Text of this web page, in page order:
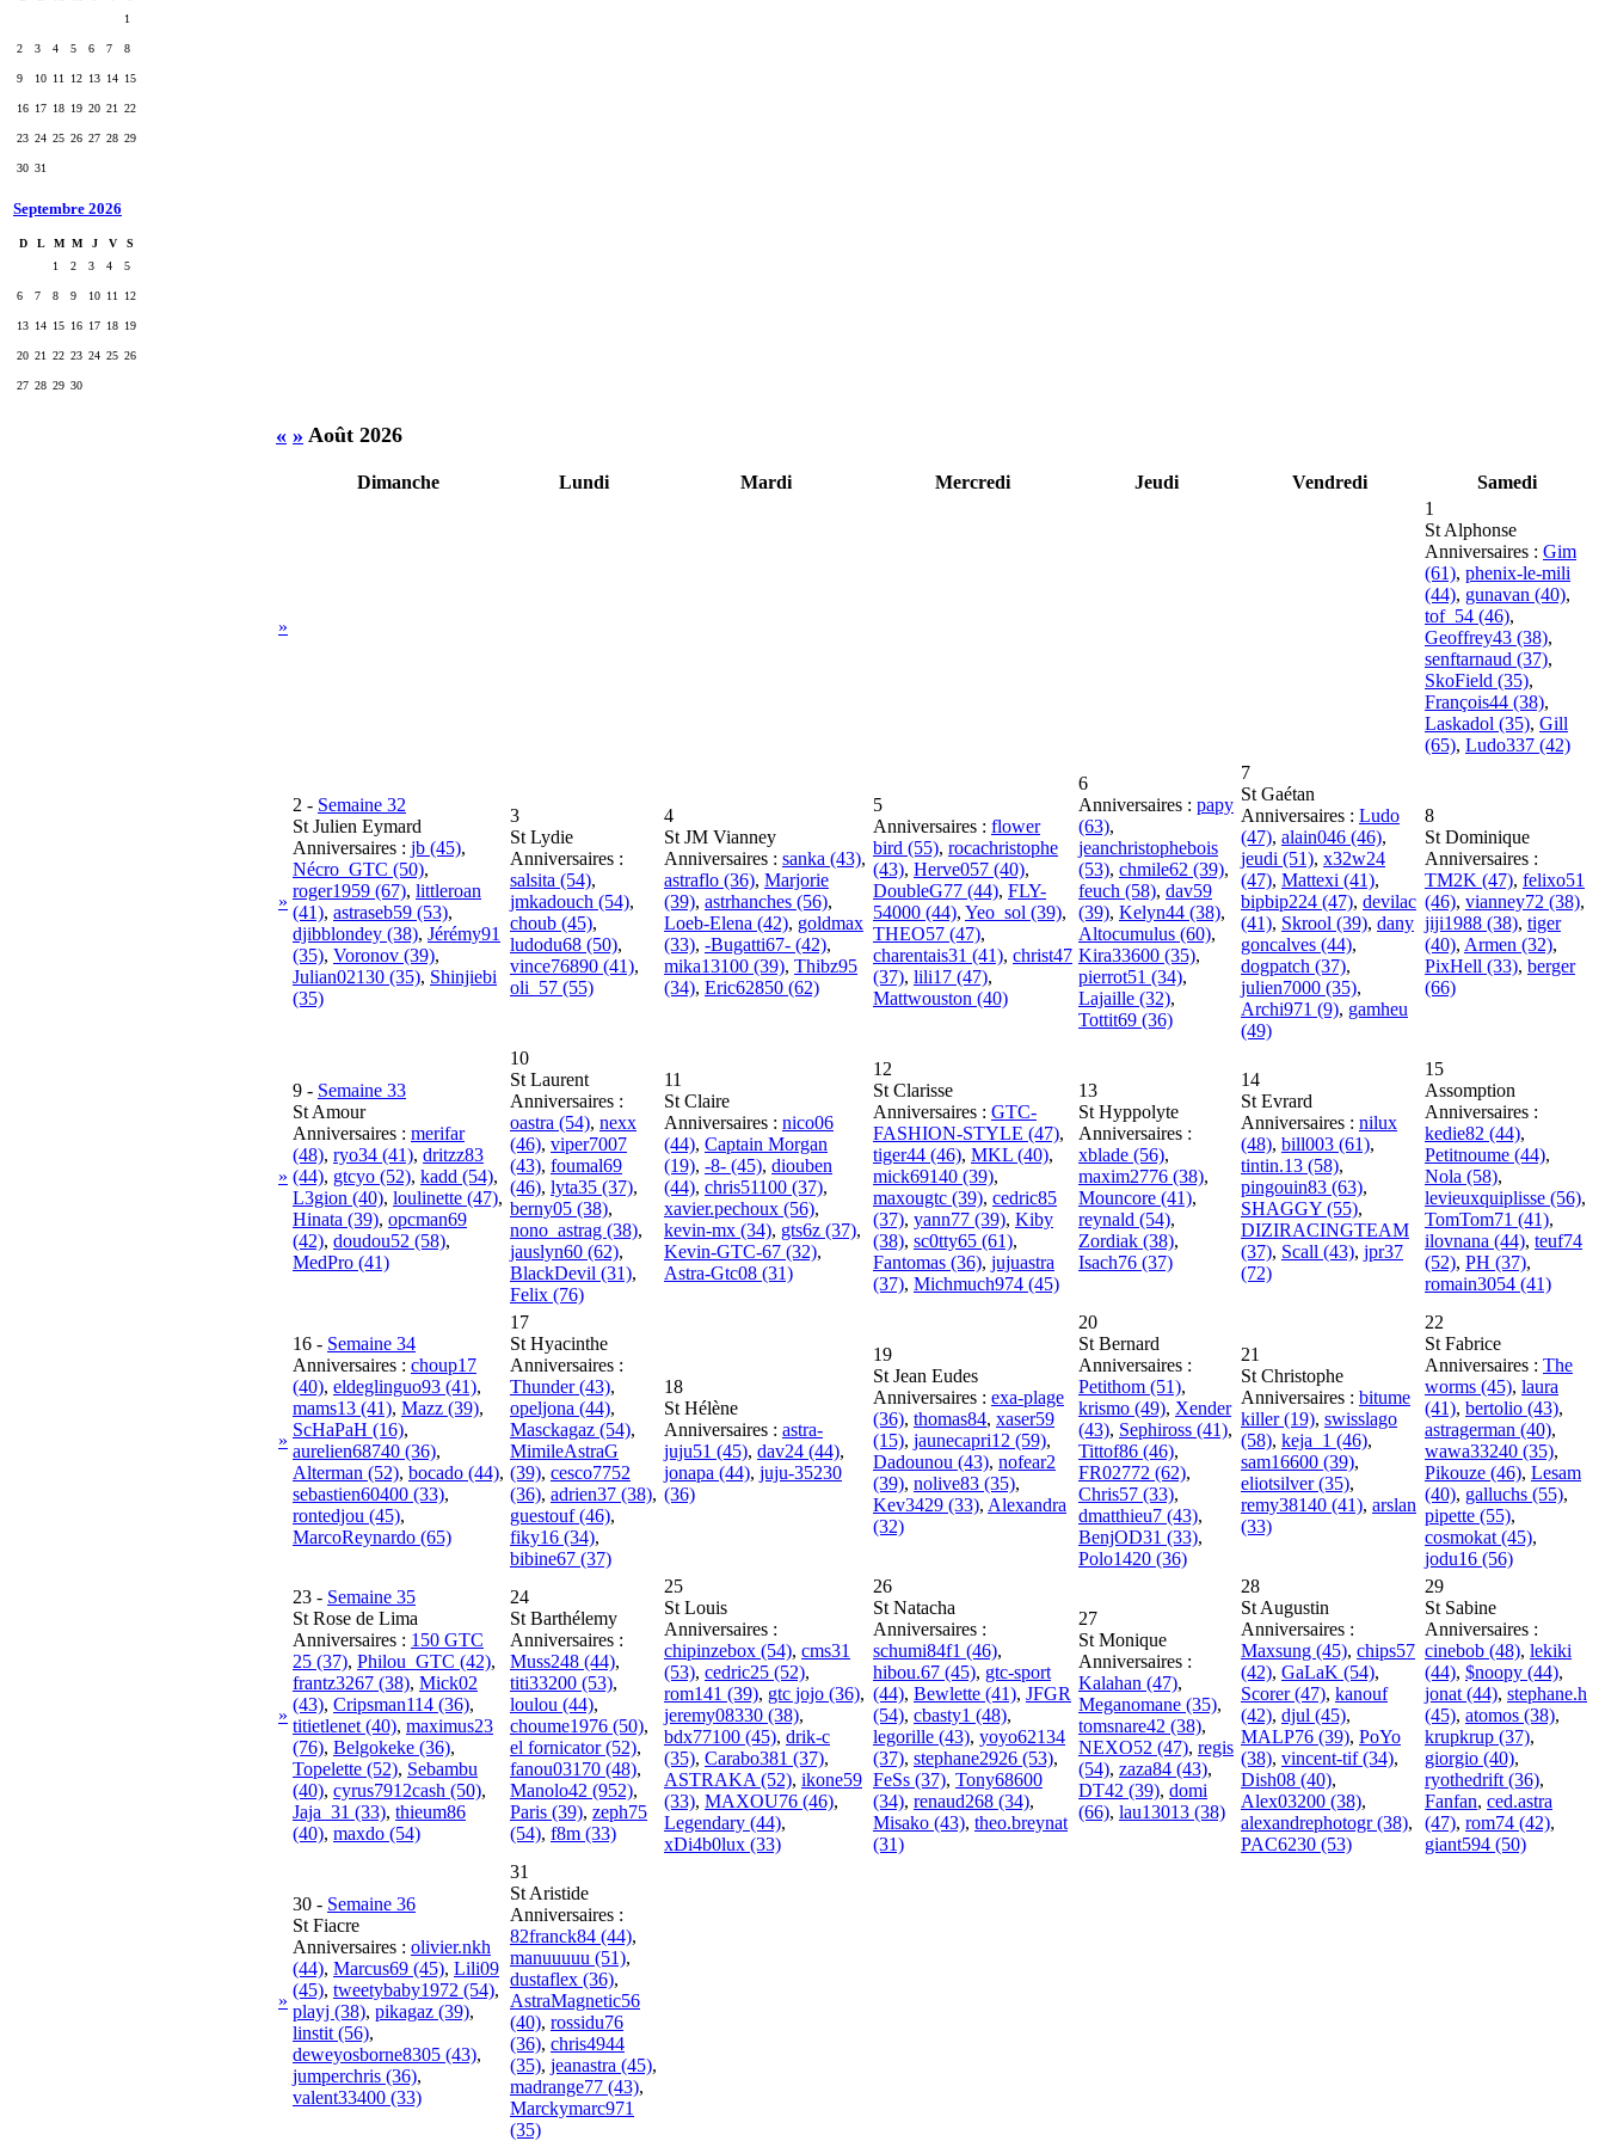
1
2 3 4 5 6 7 8
9 10 11 12 13 14 15
16 17 18 19 20 21 22
23 24 25 26 27 28 29
30 31
Septembre 2026
D L M M J V
S
1
2 3 4 5
6 7 8 9 10 11 12
13 14 15 16 17 18 19
20 21 22 23 24 25 26
27 28 29 30
« » Août 2026
Dimanche Lundi Mardi Mercredi Jeudi Vendredi Samedi
»
1
St Alphonse
Anniversaires : Gim
(61), phenix-le-mili
(44), gunavan (40),
tof_54 (46),
Geoffrey43 (38),
senftarnaud (37),
SkoField (35),
François44 (38),
Laskadol (35), Gill
(65), Ludo337 (42)
»
2 - Semaine 32
St Julien Eymard
Anniversaires : jb (45),
Nécro_GTC (50),
roger1959 (67), littleroan
(41), astraseb59 (53),
djibblondey (38), Jérémy91
(35), Voronov (39),
Julian02130 (35), Shinjiebi
(35)
3
St Lydie
Anniversaires :
salsita (54),
jmkadouch (54),
choub (45),
ludodu68 (50),
vince76890 (41),
oli_57 (55)
4
St JM Vianney
Anniversaires : sanka (43),
astraflo (36), Marjorie
(39), astrhanches (56),
Loeb-Elena (42), goldmax
(33), -Bugatti67- (42),
mika13100 (39), Thibz95
(34), Eric62850 (62)
5
Anniversaires : flower
bird (55), rocachristophe
(43), Herve057 (40),
DoubleG77 (44), FLY-
54000 (44), Yeo_sol (39),
THEO57 (47),
charentais31 (41), christ47
(37), lili17 (47),
Mattwouston (40)
6
Anniversaires : papy
(63),
jeanchristophebois
(53), chmile62 (39),
feuch (58), dav59
(39), Kelyn44 (38),
Altocumulus (60),
Kira33600 (35),
pierrot51 (34),
Lajaille (32),
Tottit69 (36)
7
St Gaétan
Anniversaires : Ludo
(47), alain046 (46),
jeudi (51), x32w24
(47), Mattexi (41),
bipbip224 (47), devilac
(41), Skrool (39), dany
goncalves (44),
dogpatch (37),
julien7000 (35),
Archi971 (9), gamheu
(49)
8
St Dominique
Anniversaires :
TM2K (47), felixo51
(46), vianney72 (38),
jiji1988 (38), tiger
(40), Armen (32),
PixHell (33), berger
(66)
»
9 - Semaine 33
St Amour
Anniversaires : merifar
(48), ryo34 (41), dritzz83
(44), gtcyo (52), kadd (54),
L3gion (40), loulinette (47),
Hinata (39), opcman69
(42), doudou52 (58),
MedPro (41)
10
St Laurent
Anniversaires :
oastra (54), nexx
(46), viper7007
(43), foumal69
(46), lyta35 (37),
berny05 (38),
nono_astrag (38),
jauslyn60 (62),
BlackDevil (31),
Felix (76)
11
St Claire
Anniversaires : nico06
(44), Captain Morgan
(19), -8- (45), diouben
(44), chris51100 (37),
xavier.pechoux (56),
kevin-mx (34), gts6z (37),
Kevin-GTC-67 (32),
Astra-Gtc08 (31)
12
St Clarisse
Anniversaires : GTC-
FASHION-STYLE (47),
tiger44 (46), MKL (40),
mick69140 (39),
maxougtc (39), cedric85
(37), yann77 (39), Kiby
(38), sc0tty65 (61),
Fantomas (36), jujuastra
(37), Michmuch974 (45)
13
St Hyppolyte
Anniversaires :
xblade (56),
maxim2776 (38),
Mouncore (41),
reynald (54),
Zordiak (38),
Isach76 (37)
14
St Evrard
Anniversaires : nilux
(48), bill003 (61),
tintin.13 (58),
pingouin83 (63),
SHAGGY (55),
DIZIRACINGTEAM
(37), Scall (43), jpr37
(72)
15
Assomption
Anniversaires :
kedie82 (44),
Petitnoume (44),
Nola (58),
levieuxquiplisse (56),
TomTom71 (41),
ilovnana (44), teuf74
(52), PH (37),
romain3054 (41)
»
16 - Semaine 34
Anniversaires : choup17
(40), eldeglinguo93 (41),
mams13 (41), Mazz (39),
ScHaPaH (16),
aurelien68740 (36),
Alterman (52), bocado (44),
sebastien60400 (33),
rontedjou (45),
MarcoReynardo (65)
17
St Hyacinthe
Anniversaires :
Thunder (43),
opeljona (44),
Masckagaz (54),
MimileAstraG
(39), cesco7752
(36), adrien37 (38),
guestouf (46),
fiky16 (34),
bibine67 (37)
18
St Hélène
Anniversaires : astra-
juju51 (45), dav24 (44),
jonapa (44), juju-35230
(36)
19
St Jean Eudes
Anniversaires : exa-plage
(36), thomas84, xaser59
(15), jaunecapri12 (59),
Dadounou (43), nofear2
(39), nolive83 (35),
Kev3429 (33), Alexandra
(32)
20
St Bernard
Anniversaires :
Petithom (51),
krismo (49), Xender
(43), Sephiross (41),
Tittof86 (46),
FR02772 (62),
Chris57 (33),
dmatthieu7 (43),
BenjOD31 (33),
Polo1420 (36)
21
St Christophe
Anniversaires : bitume
killer (19), swisslago
(58), keja_1 (46),
sam16600 (39),
eliotsilver (35),
remy38140 (41), arslan
(33)
22
St Fabrice
Anniversaires : The
worms (45), laura
(41), bertolio (43),
astragerman (40),
wawa33240 (35),
Pikouze (46), Lesam
(40), galluchs (55),
pipette (55),
cosmokat (45),
jodu16 (56)
»
23 - Semaine 35
St Rose de Lima
Anniversaires : 150 GTC
25 (37), Philou_GTC (42),
frantz3267 (38), Mick02
(43), Cripsman114 (36),
titietlenet (40), maximus23
(76), Belgokeke (36),
Topelette (52), Sebambu
(40), cyrus7912cash (50),
Jaja_31 (33), thieum86
(40), maxdo (54)
24
St Barthélemy
Anniversaires :
Muss248 (44),
titi33200 (53),
loulou (44),
choume1976 (50),
el fornicator (52),
fanou03170 (48),
Manolo42 (952),
Paris (39), zeph75
(54), f8m (33)
25
St Louis
Anniversaires :
chipinzebox (54), cms31
(53), cedric25 (52),
rom141 (39), gtc jojo (36),
jeremy08330 (38),
bdx77100 (45), drik-c
(35), Carabo381 (37),
ASTRAKA (52), ikone59
(33), MAXOU76 (46),
Legendary (44),
xDi4b0lux (33)
26
St Natacha
Anniversaires :
schumi84f1 (46),
hibou.67 (45), gtc-sport
(44), Bewlette (41), JFGR
(54), cbasty1 (48),
legorille (43), yoyo62134
(37), stephane2926 (53),
FeSs (37), Tony68600
(34), renaud268 (34),
Misako (43), theo.breynat
(31)
27
St Monique
Anniversaires :
Kalahan (47),
Meganomane (35),
tomsnare42 (38),
NEXO52 (47), regis
(54), zaza84 (43),
DT42 (39), domi
(66), lau13013 (38)
28
St Augustin
Anniversaires :
Maxsung (45), chips57
(42), GaLaK (54),
Scorer (47), kanouf
(42), djul (45),
MALP76 (39), PoYo
(38), vincent-tif (34),
Dish08 (40),
Alex03200 (38),
alexandrephotogr (38),
PAC6230 (53)
29
St Sabine
Anniversaires :
cinebob (48), lekiki
(44), $noopy (44),
jonat (44), stephane.h
(45), atomos (38),
krupkrup (37),
giorgio (40),
ryothedrift (36),
Fanfan, ced.astra
(47), rom74 (42),
giant594 (50)
»
30 - Semaine 36
St Fiacre
Anniversaires : olivier.nkh
(44), Marcus69 (45), Lili09
(45), tweetybaby1972 (54),
playj (38), pikagaz (39),
linstit (56),
deweyosborne8305 (43),
jumperchris (36),
valent33400 (33)
31
St Aristide
Anniversaires :
82franck84 (44),
manuuuuu (51),
dustaflex (36),
AstraMagnetic56
(40), rossidu76
(36), chris4944
(35), jeanastra (45),
madrange77 (43),
Marckymarc971
(35)